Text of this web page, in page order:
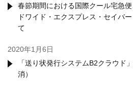
春節期間における国際クール宅急
ドワイド・エクスプレス・セイバ
て
2020年1月6日
「送り状発行システムB2クラウド
消）